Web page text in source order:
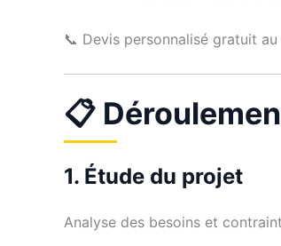
📞 Devis personnalisé gratuit
📋
1. Étude du projet
Analyse des besoins et